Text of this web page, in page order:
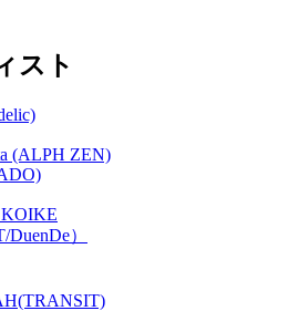
スト
(ALPH ZEN)
）